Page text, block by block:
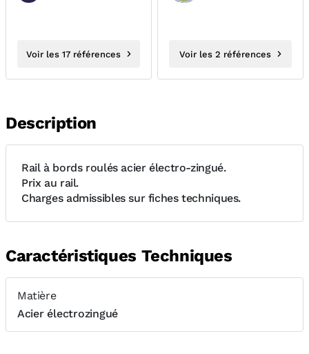
Voir les 17 références Voir les 2 références
Description
Rail à bords roulés acier électro-zingué.
Prix au rail.
Charges admissibles sur fiches techniques.
Caractéristiques Techniques
Matière
Acier électrozingué